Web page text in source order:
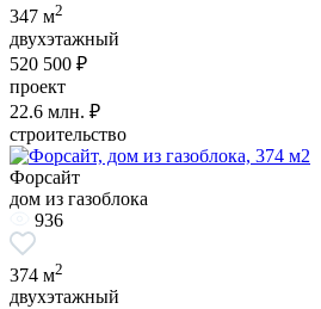
347 м2
двухэтажный
520 500 ₽
проект
22.6 млн. ₽
строительство
Форсайт
дом из газоблока
936
374 м2
двухэтажный